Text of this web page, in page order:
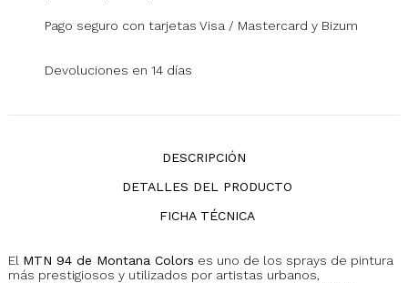
Pago seguro con tarjetas Visa / Mastercard y Bizum
Devoluciones en 14 días
DESCRIPCIÓN
DETALLES DEL PRODUCTO
FICHA TÉCNICA
El MTN 94 de Montana Colors es uno de los sprays de pintura
más prestigiosos y utilizados por artistas urbanos,